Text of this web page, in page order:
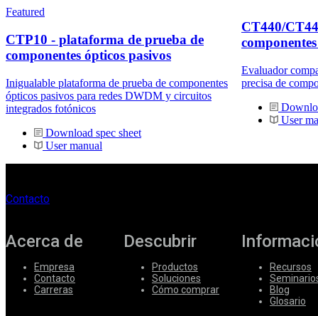
Featured
CTP10 - plataforma de prueba de
componentes ópticos pasivos
Inigualable plataforma de prueba de componentes
ópticos pasivos para redes DWDM y circuitos
integrados fotónicos
Download spec sheet
User manual
CT440/
Evaluador
precisa de
User
Contacto
Acerca de
Empresa
Contacto
Carreras
Descubrir
Productos
Soluciones
Cómo comprar
Recursos
Blog
Glosario